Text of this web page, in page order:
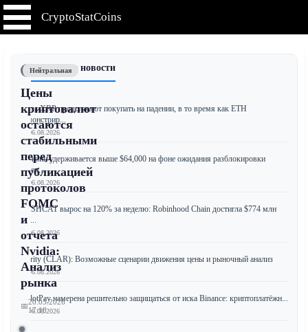
CryptoStatCoins
Нейтральная
Цены
криптовалют
остаются
стабильными
перед
публикацией
протоколов
FOMC
и
отчета
Nvidia:
Анализ
рынка
📅20.05.2026
17:18
📰 Последние новости
Киты XRP продолжают покупать на падении, в то время как ETH
демонстрир...
📅 06.08.2026
Биткоин удерживается выше $64,000 на фоне ожидания разблокировки
токен...
📅 06.08.2026
CASHCAT вырос на 120% за неделю: Robinhood Chain достигла $774 млн
заб...
📅 06.08.2026
Clarity (CLAR): Возможные сценарии движения цены и рыночный анализ
📅 06.08.2026
RedotPay намерена решительно защищаться от иска Binance: криптоплатёжн...
📅 06.08.2026